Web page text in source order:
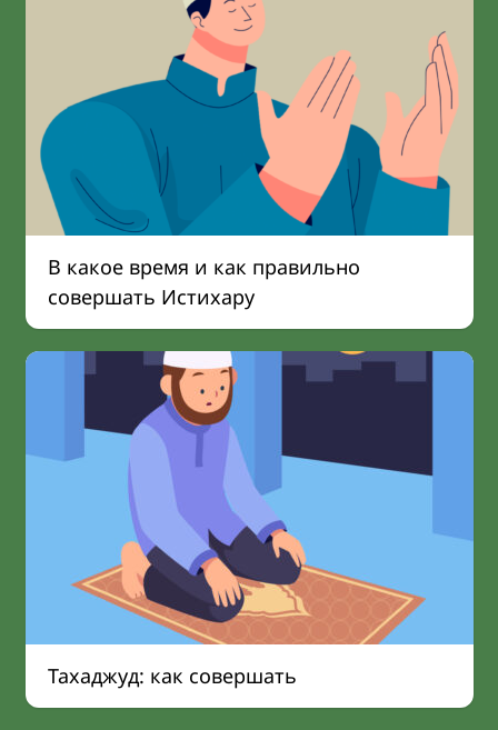
В какое время и как правильно
совершать Истихару
Тахаджуд: как совершать